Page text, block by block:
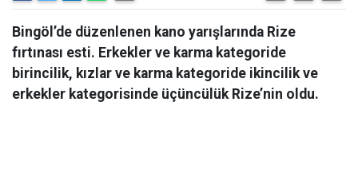
Bingöl’de düzenlenen kano yarışlarında Rize
fırtınası esti. Erkekler ve karma kategoride
birincilik, kızlar ve karma kategoride ikincilik ve
erkekler kategorisinde üçüncülük Rize’nin oldu.